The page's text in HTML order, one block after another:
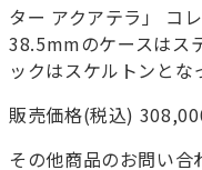
ター アクアテラ」 コ
38.5mmのケースはス
ックはスケルトンとな
販売価格(税込)
その他商品のお問い合